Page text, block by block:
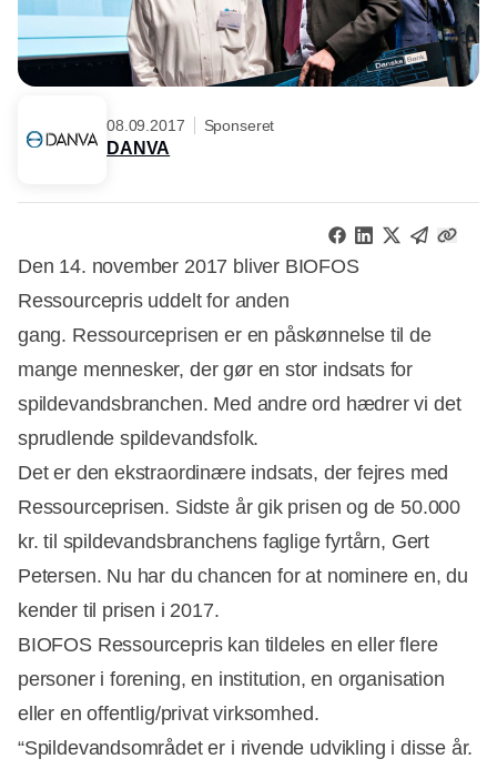
08.09.2017 Sponseret
DANVA
Den 14. november 2017 bliver BIOFOS
Ressourcepris uddelt for anden
gang. Ressourceprisen er en påskønnelse til de
mange mennesker, der gør en stor indsats for
spildevandsbranchen. Med andre ord hædrer vi det
sprudlende spildevandsfolk.
Det er den ekstraordinære indsats, der fejres med
Ressourceprisen. Sidste år gik prisen og de 50.000
kr. til spildevandsbranchens faglige fyrtårn, Gert
Petersen. Nu har du chancen for at nominere en, du
kender til prisen i 2017.
BIOFOS Ressourcepris kan tildeles en eller flere
personer i forening, en institution, en organisation
eller en offentlig/privat virksomhed.
“Spildevandsområdet er i rivende udvikling i disse år.